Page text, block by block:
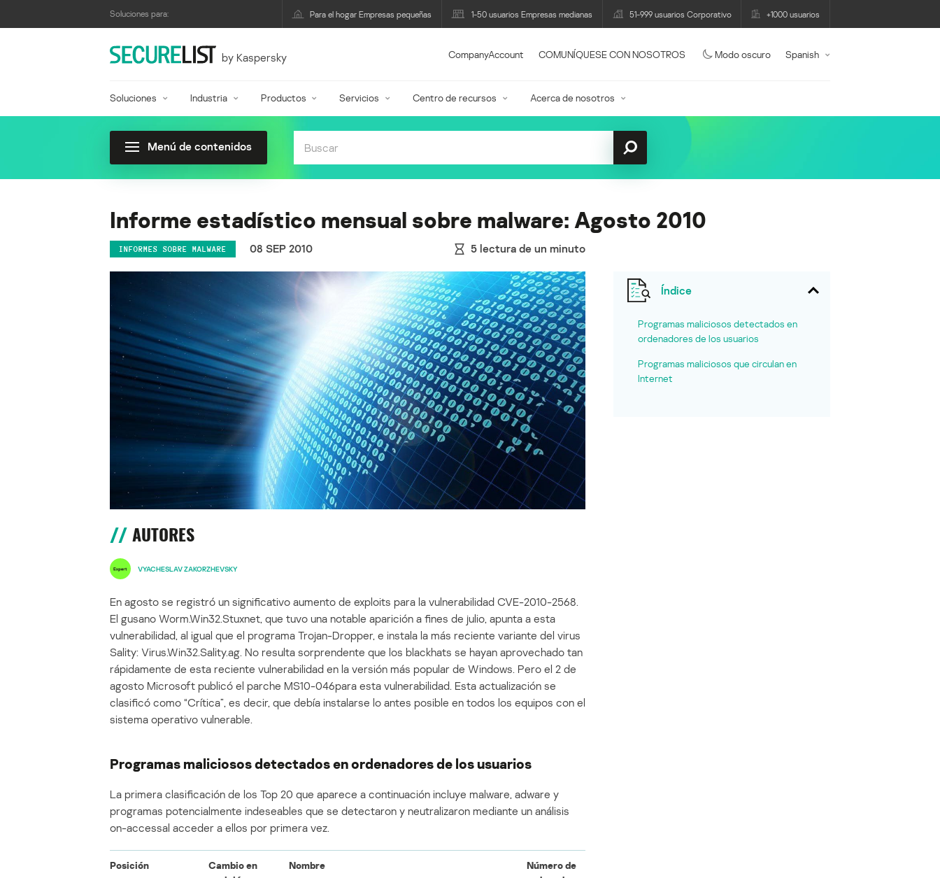
Soluciones para: Para el hogar Empresas pequeñas 1-50 usuarios Empresas medianas 51-999 usuarios Corporativo +1000 usuarios
by Kaspersky CompanyAccount COMUNÍQUESE CON NOSOTROS Modo oscuro Spanish
Soluciones Industria Productos Servicios Centro de recursos Acerca de nosotros
Menú de contenidos
Informe estadístico mensual sobre malware: Agosto 2010
INFORMES SOBRE MALWARE 08 SEP 2010 5 lectura de un minuto
AUTORES
VYACHESLAV ZAKORZHEVSKY
En agosto se registró un significativo aumento de exploits para la vulnerabilidad CVE-2010-2568.
El gusano Worm.Win32.Stuxnet, que tuvo una notable aparición a fines de julio, apunta a esta
vulnerabilidad, al igual que el programa Trojan-Dropper, e instala la más reciente variante del virus
Sality: Virus.Win32.Sality.ag. No resulta sorprendente que los blackhats se hayan aprovechado tan
rápidamente de esta reciente vulnerabilidad en la versión más popular de Windows. Pero el 2 de
agosto Microsoft publicó el parche MS10-046para esta vulnerabilidad. Esta actualización se
clasificó como “Crítica”, es decir, que debía instalarse lo antes posible en todos los equipos con el
sistema operativo vulnerable.
Programas maliciosos detectados en ordenadores de los usuarios
La primera clasificación de los Top 20 que aparece a continuación incluye malware, adware y
programas potencialmente indeseables que se detectaron y neutralizaron mediante un análisis
on-accessal acceder a ellos por primera vez.
Posición
Cambio en
Nombre
Número de
Índice
Programas maliciosos detectados en
ordenadores de los usuarios
Programas maliciosos que circulan en
Internet